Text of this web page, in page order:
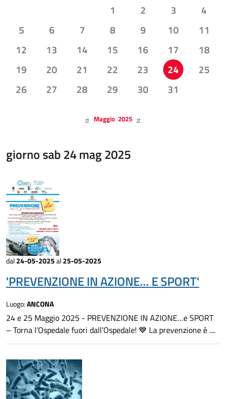
1 2 3
4
5
6 7 8 9 10
11
12
13 14 15 16 17
18
19
20 21 22 23 24
25
26
27 28 29 30 31
« Maggio 2025 »
giorno sab 24 mag 2025
dal24-05-2025 al25-05-2025
'PREVENZIONE IN AZIONE... E SPORT'
Luogo:ANCONA
24 e 25 Maggio 2025 - PREVENZIONE IN AZIONE…e SPORT
– Torna l’Ospedale fuori dall’Ospedale! 💙 La prevenzione è ....